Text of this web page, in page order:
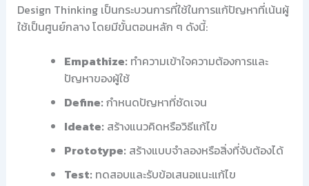
Design Thinking เป็นกระบวนการที่ใช้ในการแก้ปัญหาที่เน้นผู้
ใช้เป็นศูนย์กลาง โดยมีขั้นตอนหลัก ๆ ดังนี้:
Empathize: ทำความเข้าใจความต้องการและ
ปัญหาของผู้ใช้
Define: กำหนดปัญหาที่ชัดเจน
Ideate: สร้างแนวคิดหรือวิธีแก้ไข
Prototype: สร้างแบบจำลองหรือสิ่งที่จับต้องได้
Test: ทดสอบและรับข้อเสนอแนะแก้ไข